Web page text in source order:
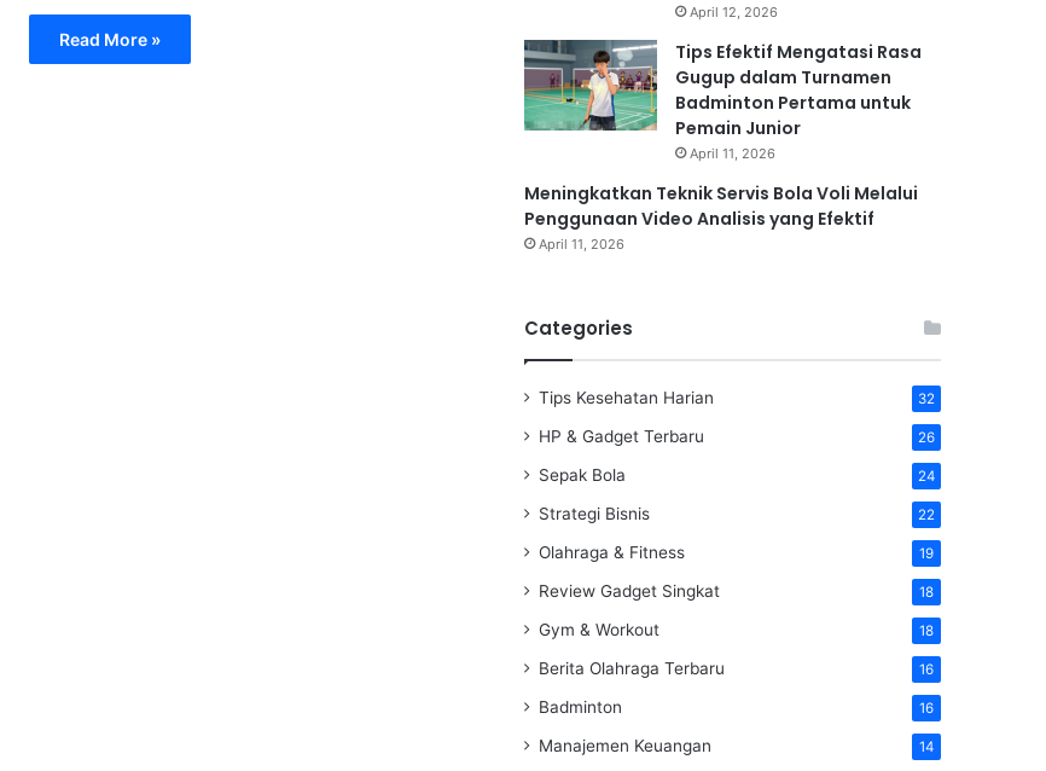
Read More »
April 12, 2026
Tips Efektif Mengatasi Rasa
Gugup dalam Turnamen
Badminton Pertama untuk
Pemain Junior
April 11, 2026
Meningkatkan Teknik Servis Bola Voli Melalui
Penggunaan Video Analisis yang Efektif
April 11, 2026
Categories
Tips Kesehatan Harian 32
HP & Gadget Terbaru 26
Sepak Bola 24
Strategi Bisnis 22
Olahraga & Fitness 19
Review Gadget Singkat 18
Gym & Workout 18
Berita Olahraga Terbaru 16
Badminton 16
Manajemen Keuangan 14